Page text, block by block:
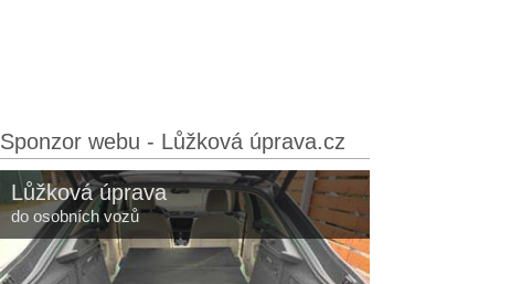
Sponzor webu - Lůžková úprava.cz
Lůžková úprava
do osobních vozů